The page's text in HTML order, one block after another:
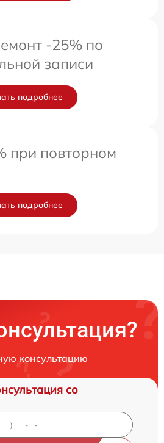
-25% по
записи
подробнее
при повторном
подробнее
консультацию
со